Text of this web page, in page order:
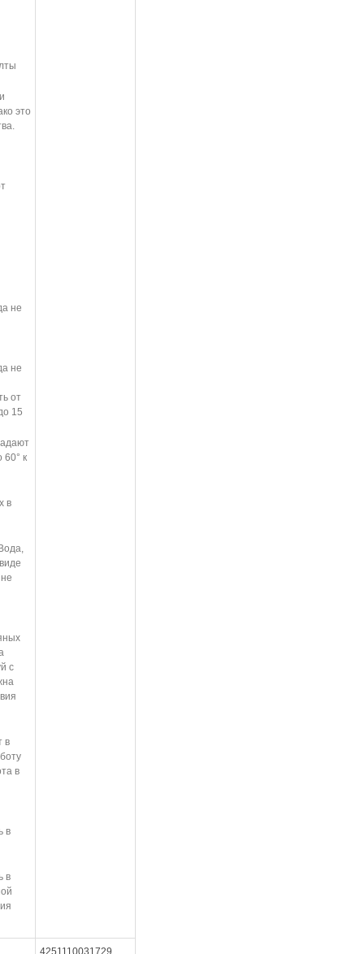
это
не
не
от
15
60° к
в
с
в
в
в
в
4251110031729